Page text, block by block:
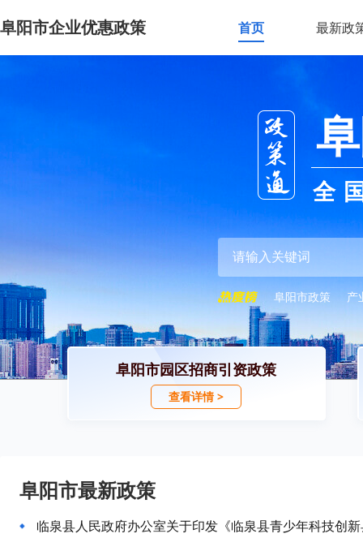
阜阳市企业优惠政策 首页 最新政
全
阜阳市政策 产
阜阳市园区招商引资政策
查看详情 >
阜阳市最新政策
临泉县人民政府办公室关于印发《临泉县青少年科技创